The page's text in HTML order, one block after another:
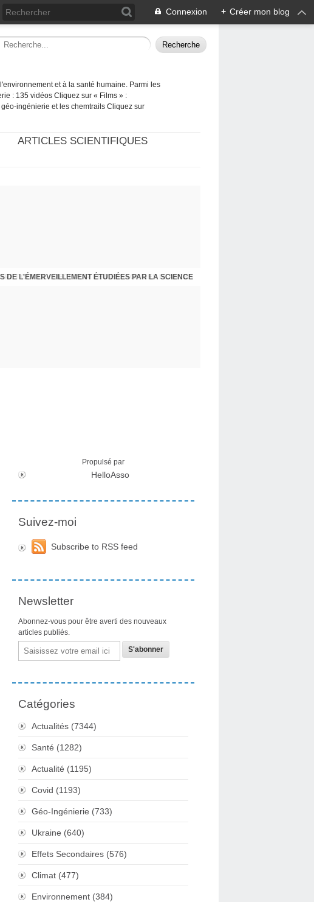
Connexion + Créer mon blog
et à la santé humaine. Parmi les
: 135 vidéos Cliquez sur « Films » :
ingénierie et les chemtrails Cliquez sur
ARTICLES SCIENTIFIQUES
DE L'ÉMERVEILLEMENT ÉTUDIÉES PAR LA SCIENCE
GENTIL : RECEVOIR LE MESSAGE DES PLANTES
Propulsé par
HelloAsso
Suivez-moi
Subscribe to RSS feed
Newsletter
Abonnez-vous pour être averti des nouveaux
articles publiés.
Email
Catégories
Actualités (7344)
Santé (1282)
Actualité (1195)
Covid (1193)
Géo-Ingénierie (733)
Ukraine (640)
Effets Secondaires (576)
Climat (477)
Environnement (384)